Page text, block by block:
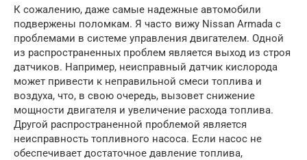
К сожалению, даже самые надежные автомобили
подвержены поломкам. Я часто вижу Nissan Armada с
проблемами в системе управления двигателем. Одной
из распространенных проблем является выход из строя
датчиков. Например, неисправный датчик кислорода
может привести к неправильной смеси топлива и
воздуха, что, в свою очередь, вызовет снижение
мощности двигателя и увеличение расхода топлива.
Другой распространенной проблемой является
неисправность топливного насоса. Если насос не
обеспечивает достаточное давление топлива,